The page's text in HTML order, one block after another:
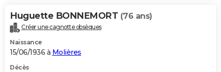
Huguette BONNEMORT (76 ans)
Créer une cagnotte obsèques
Naissance
15/06/1936 à Molières
Décès